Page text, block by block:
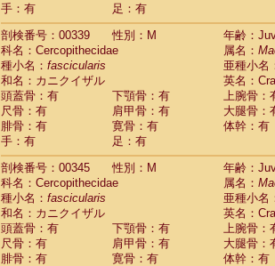
手：有
足：有
剖検番号：00339
性別：M
年齢：
科名：Cercopithecidae
属名：
種小名： fascicularis
亜種小名
和名：カニクイザル
英名：
頭蓋骨：有
下顎骨：有
上腕骨：
尺骨：有
肩甲骨：有
大腿骨：
腓骨：有
寛骨：有
体幹：有
手：有
足：有
剖検番号：00345
性別：M
年齢：
科名：Cercopithecidae
属名：
種小名： fascicularis
亜種小名
和名：カニクイザル
英名：
頭蓋骨：有
下顎骨：有
上腕骨：
尺骨：有
肩甲骨：有
大腿骨：
腓骨：有
寛骨：有
体幹：有